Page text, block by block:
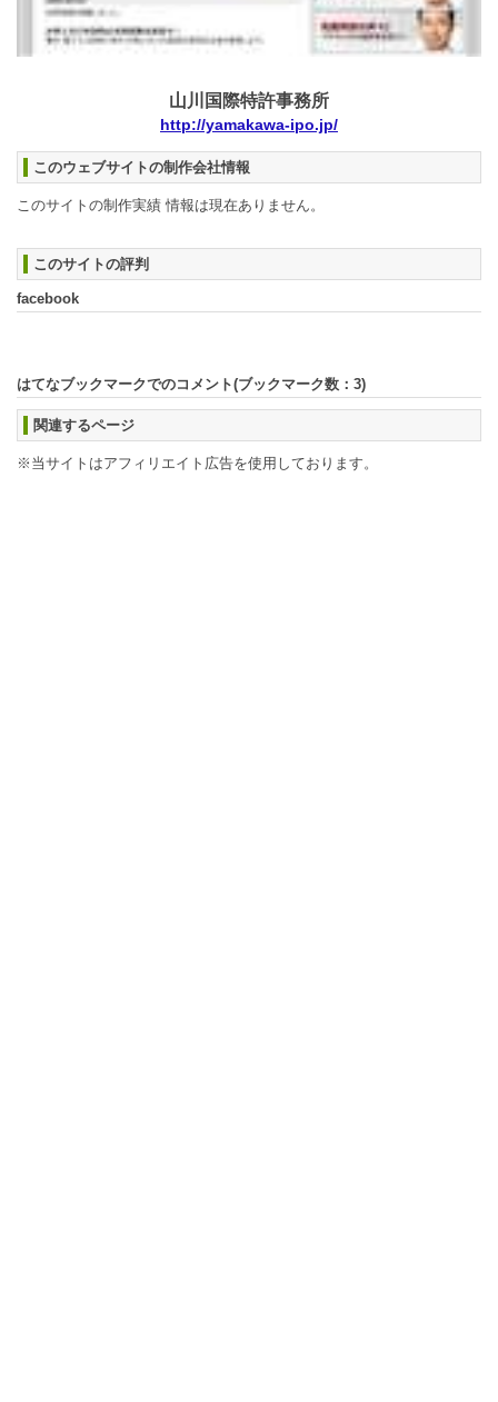
山川国際特許事務所
http://yamakawa-ipo.jp/
このウェブサイトの制作会社情報
このサイトの制作実績 情報は現在ありません。
このサイトの評判
facebook
はてなブックマークでのコメント(ブックマーク数： 3)
関連するページ
※当サイトはアフィリエイト広告を使用しております。